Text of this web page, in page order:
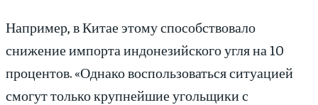
Например, в Китае этому способствовало
снижение импорта индонезийского угля на 10
процентов. «Однако воспользоваться ситуацией
смогут только крупнейшие угольщики с